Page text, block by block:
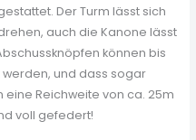
Der Turm lässt sich
auch die Kanone lässt
können bis
werden, und dass sogar
Reichweite von ca. 25m
voll gefedert!